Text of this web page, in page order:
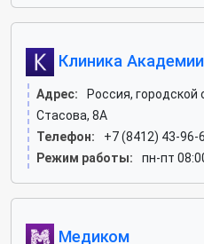
Клиника Академии
Адрес:
Россия, городской
Стасова, 8А
Телефон:
+7 (8412) 43-96-
Режим работы:
пн-пт
Медиком